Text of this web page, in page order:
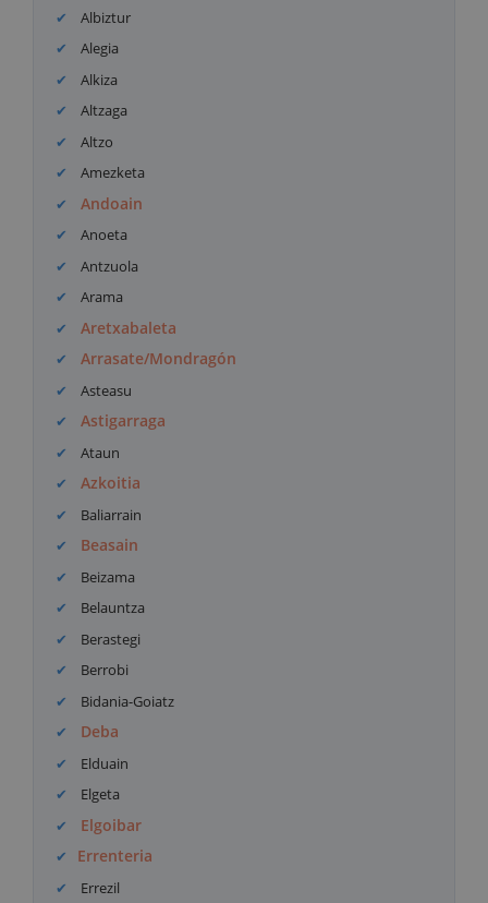
Albiztur
Alegia
Alkiza
Altzaga
Altzo
Amezketa
Andoain
Anoeta
Antzuola
Arama
Aretxabaleta
Arrasate/Mondragón
Asteasu
Astigarraga
Ataun
Azkoitia
Baliarrain
Beasain
Beizama
Belauntza
Berastegi
Berrobi
Bidania-Goiatz
Deba
Elduain
Elgeta
Elgoibar
Errenteria
Errezil